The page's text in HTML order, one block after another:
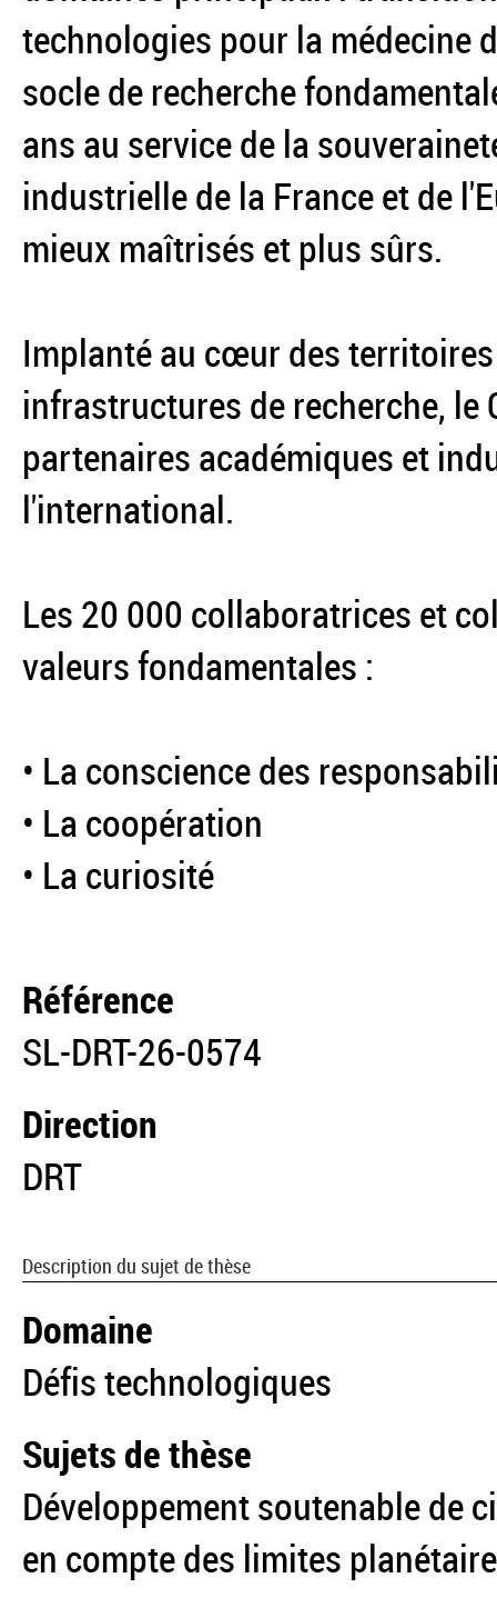
technologies pour la médecine
socle de recherche
ans au service de la
industrielle de la France et de
mieux maîtrisés et plus sûrs.
Implanté au cœur des
infrastructures de recherche, le
partenaires académiques et
l'international.
Les 20 000 collaboratrices et
valeurs fondamentales :
• La conscience des
• La coopération
• La curiosité
Référence
SL-DRT-26-0574
Direction
DRT
Description du sujet de thèse
Domaine
Défis technologiques
Sujets de thèse
Développement soutenable de
en compte des limites